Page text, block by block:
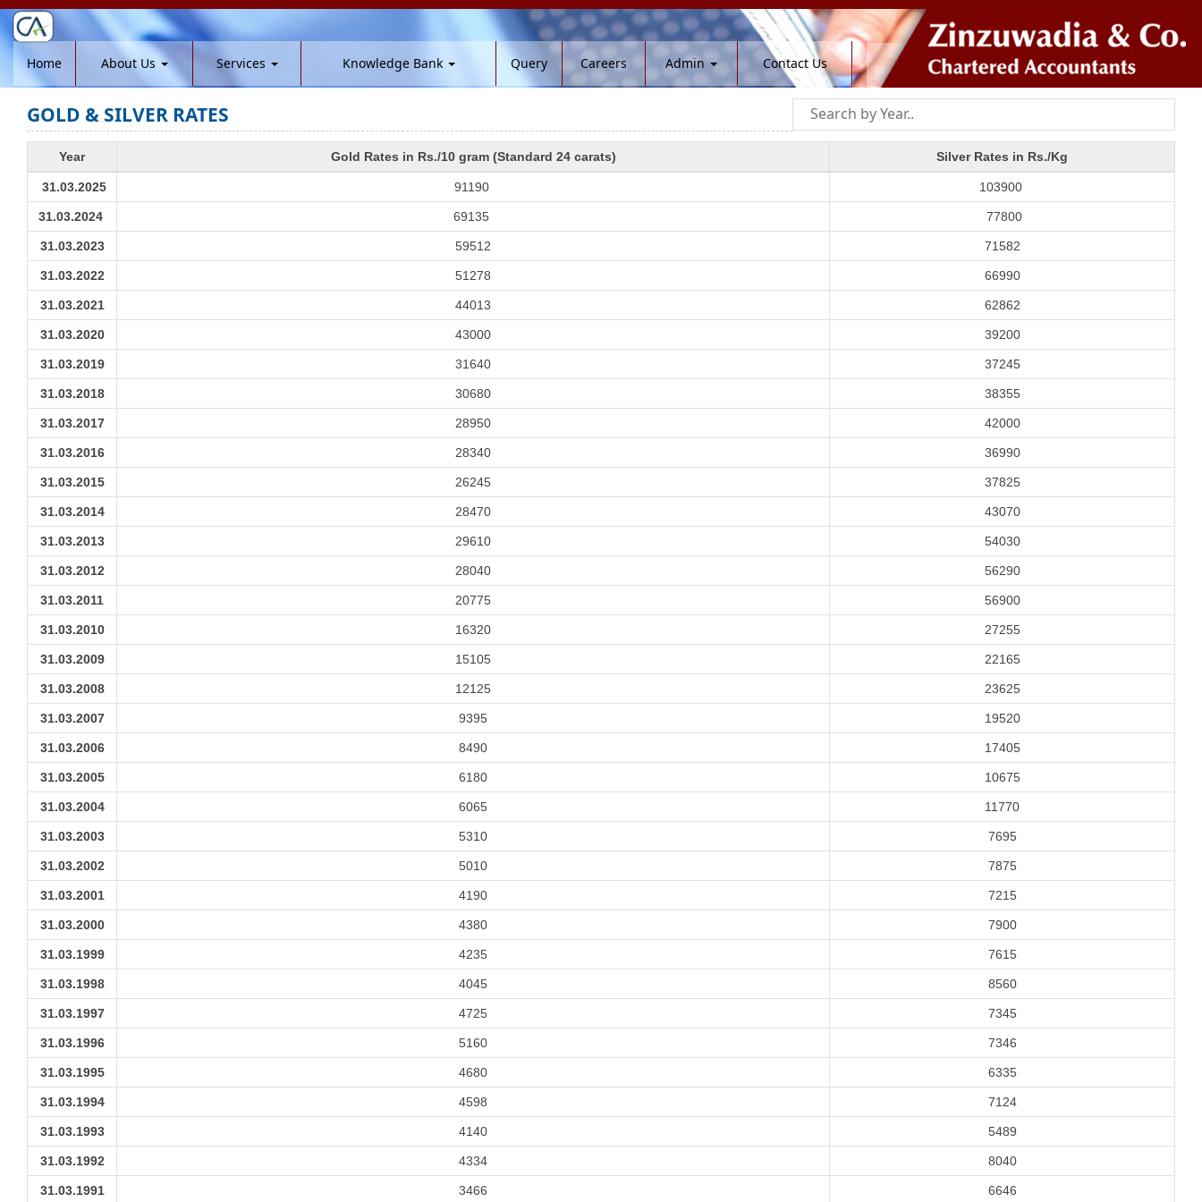
Home About Us Services Knowledge Bank Query Careers Admin Contact Us
GOLD & SILVER RATES
Year Gold Rates in Rs./10 gram (Standard 24 carats) Silver Rates in Rs./Kg
31.03.2025 91190 103900
31.03.2024 69135 77800
31.03.2023 59512 71582
31.03.2022 51278 66990
31.03.2021 44013 62862
31.03.2020 43000 39200
31.03.2019 31640 37245
31.03.2018 30680 38355
31.03.2017 28950 42000
31.03.2016 28340 36990
31.03.2015 26245 37825
31.03.2014 28470 43070
31.03.2013 29610 54030
31.03.2012 28040 56290
31.03.2011 20775 56900
31.03.2010 16320 27255
31.03.2009 15105 22165
31.03.2008 12125 23625
31.03.2007 9395 19520
31.03.2006 8490 17405
31.03.2005 6180 10675
31.03.2004 6065 11770
31.03.2003 5310 7695
31.03.2002 5010 7875
31.03.2001 4190 7215
31.03.2000 4380 7900
31.03.1999 4235 7615
31.03.1998 4045 8560
31.03.1997 4725 7345
31.03.1996 5160 7346
31.03.1995 4680 6335
31.03.1994 4598 7124
31.03.1993 4140 5489
31.03.1992 4334 8040
31.03.1991 3466 6646